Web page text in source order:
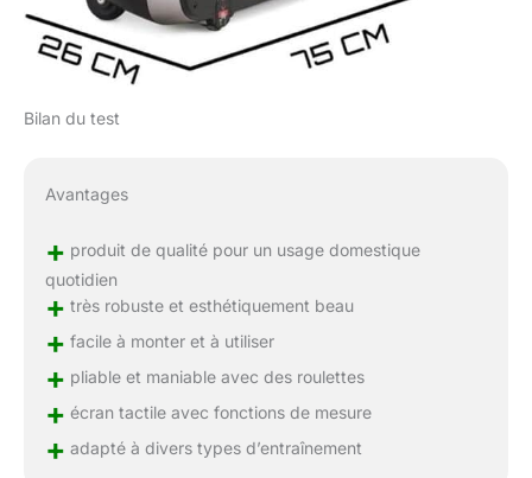
Bilan du test
Avantages
+ produit de qualité pour un usage domestique
quotidien
+ très robuste et esthétiquement beau
+ facile à monter et à utiliser
+ pliable et maniable avec des roulettes
+ écran tactile avec fonctions de mesure
+ adapté à divers types d’entraînement